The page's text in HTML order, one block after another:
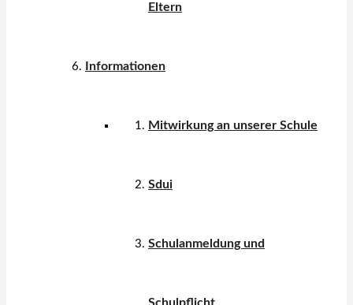
Eltern
Informationen
Mitwirkung an unserer Schule
Sdui
Schulanmeldung und